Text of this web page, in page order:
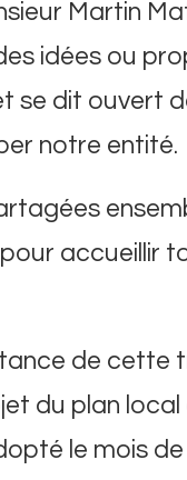
Martin
idées ou
se dit ouvert
notre entité.
accueillir
de
du plan
le mois